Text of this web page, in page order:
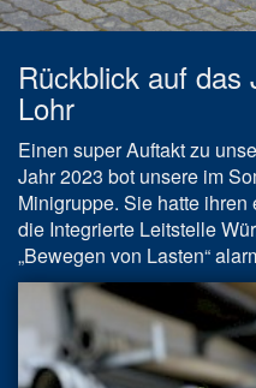
Rückblick auf
Lohr
Einen super Auftakt zu
Jahr 2023 bot unsere im
Minigruppe. Sie hatte ihren
die Integrierte Leitstelle
„Bewegen von Lasten“